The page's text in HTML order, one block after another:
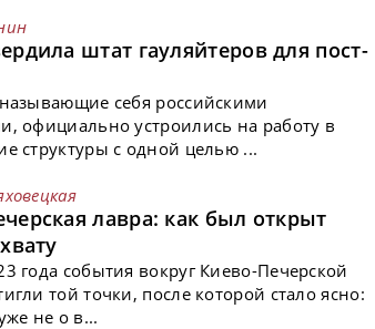
штат гауляйтеров для пост-
себя российскими
официально устроились на работу в
структуры с одной целью ...
лавра: как был открыт
года события вокруг Киево-Печерской
той точки, после которой стало ясно:
не о в...